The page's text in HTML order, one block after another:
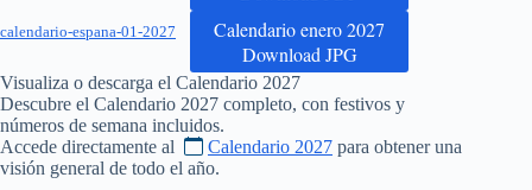
calendario-espana-01-2027
Calendario enero 2027
Download JPG
Visualiza o descarga el Calendario 2027
Descubre el Calendario 2027 completo, con festivos y
números de semana incluidos.
Accede directamente al
Calendario 2027 para obtener una
visión general de todo el año.